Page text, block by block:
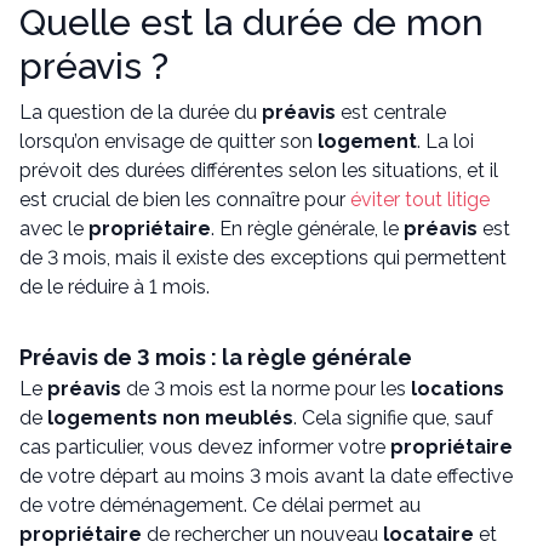
Quelle est la durée de mon
préavis ?
La question de la durée du préavis est centrale
lorsqu’on envisage de quitter son logement. La loi
prévoit des durées différentes selon les situations, et il
est crucial de bien les connaître pour éviter tout litige
avec le propriétaire. En règle générale, le préavis est
de 3 mois, mais il existe des exceptions qui permettent
de le réduire à 1 mois.
Préavis de 3 mois : la règle générale
Le préavis de 3 mois est la norme pour les locations
de logements non meublés. Cela signifie que, sauf
cas particulier, vous devez informer votre propriétaire
de votre départ au moins 3 mois avant la date effective
de votre déménagement. Ce délai permet au
propriétaire de rechercher un nouveau locataire et